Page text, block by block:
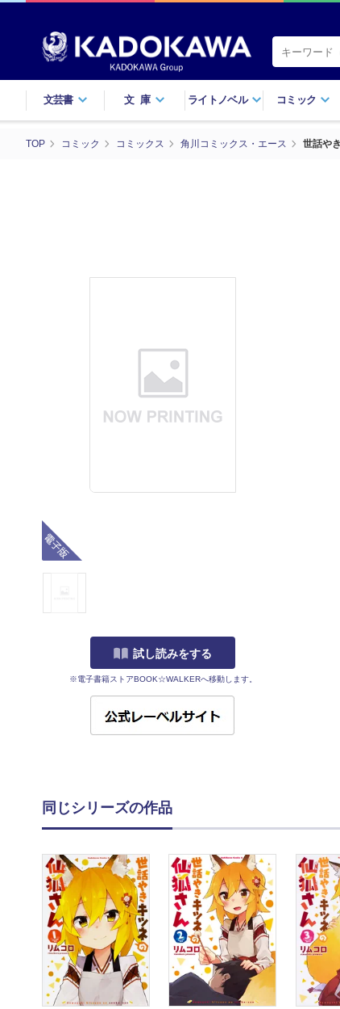
文芸書 文庫 ライトノベル コミック
TOP コミック コミックス 角川コミックス・エース 世話や
試し読みをする
※電子書籍ストアBOOK☆WALKERへ移動します。
同じシリーズの作品